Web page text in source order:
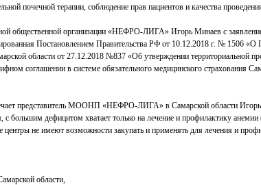
почечной терапии, соблюдение прав пациентов и качества
общественной организации «НЕФРО-ЛИГА» Игорь Минаев с
Постановлением Правительства РФ от 10.12.2018 г. № 1506
области от 27.12.2018 №837 «Об утверждении территориальной
соглашении в системе обязательного медицинского страхования
представитель МООНП «НЕФРО-ЛИГА» в Самарской области
большим дефицитом хватает только на лечение и профилактику
не имеют возможности закупать и применять для лечения и
области,